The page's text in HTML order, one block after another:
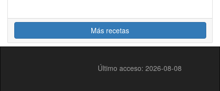
Más recetas
Último acceso: 2026-08-08